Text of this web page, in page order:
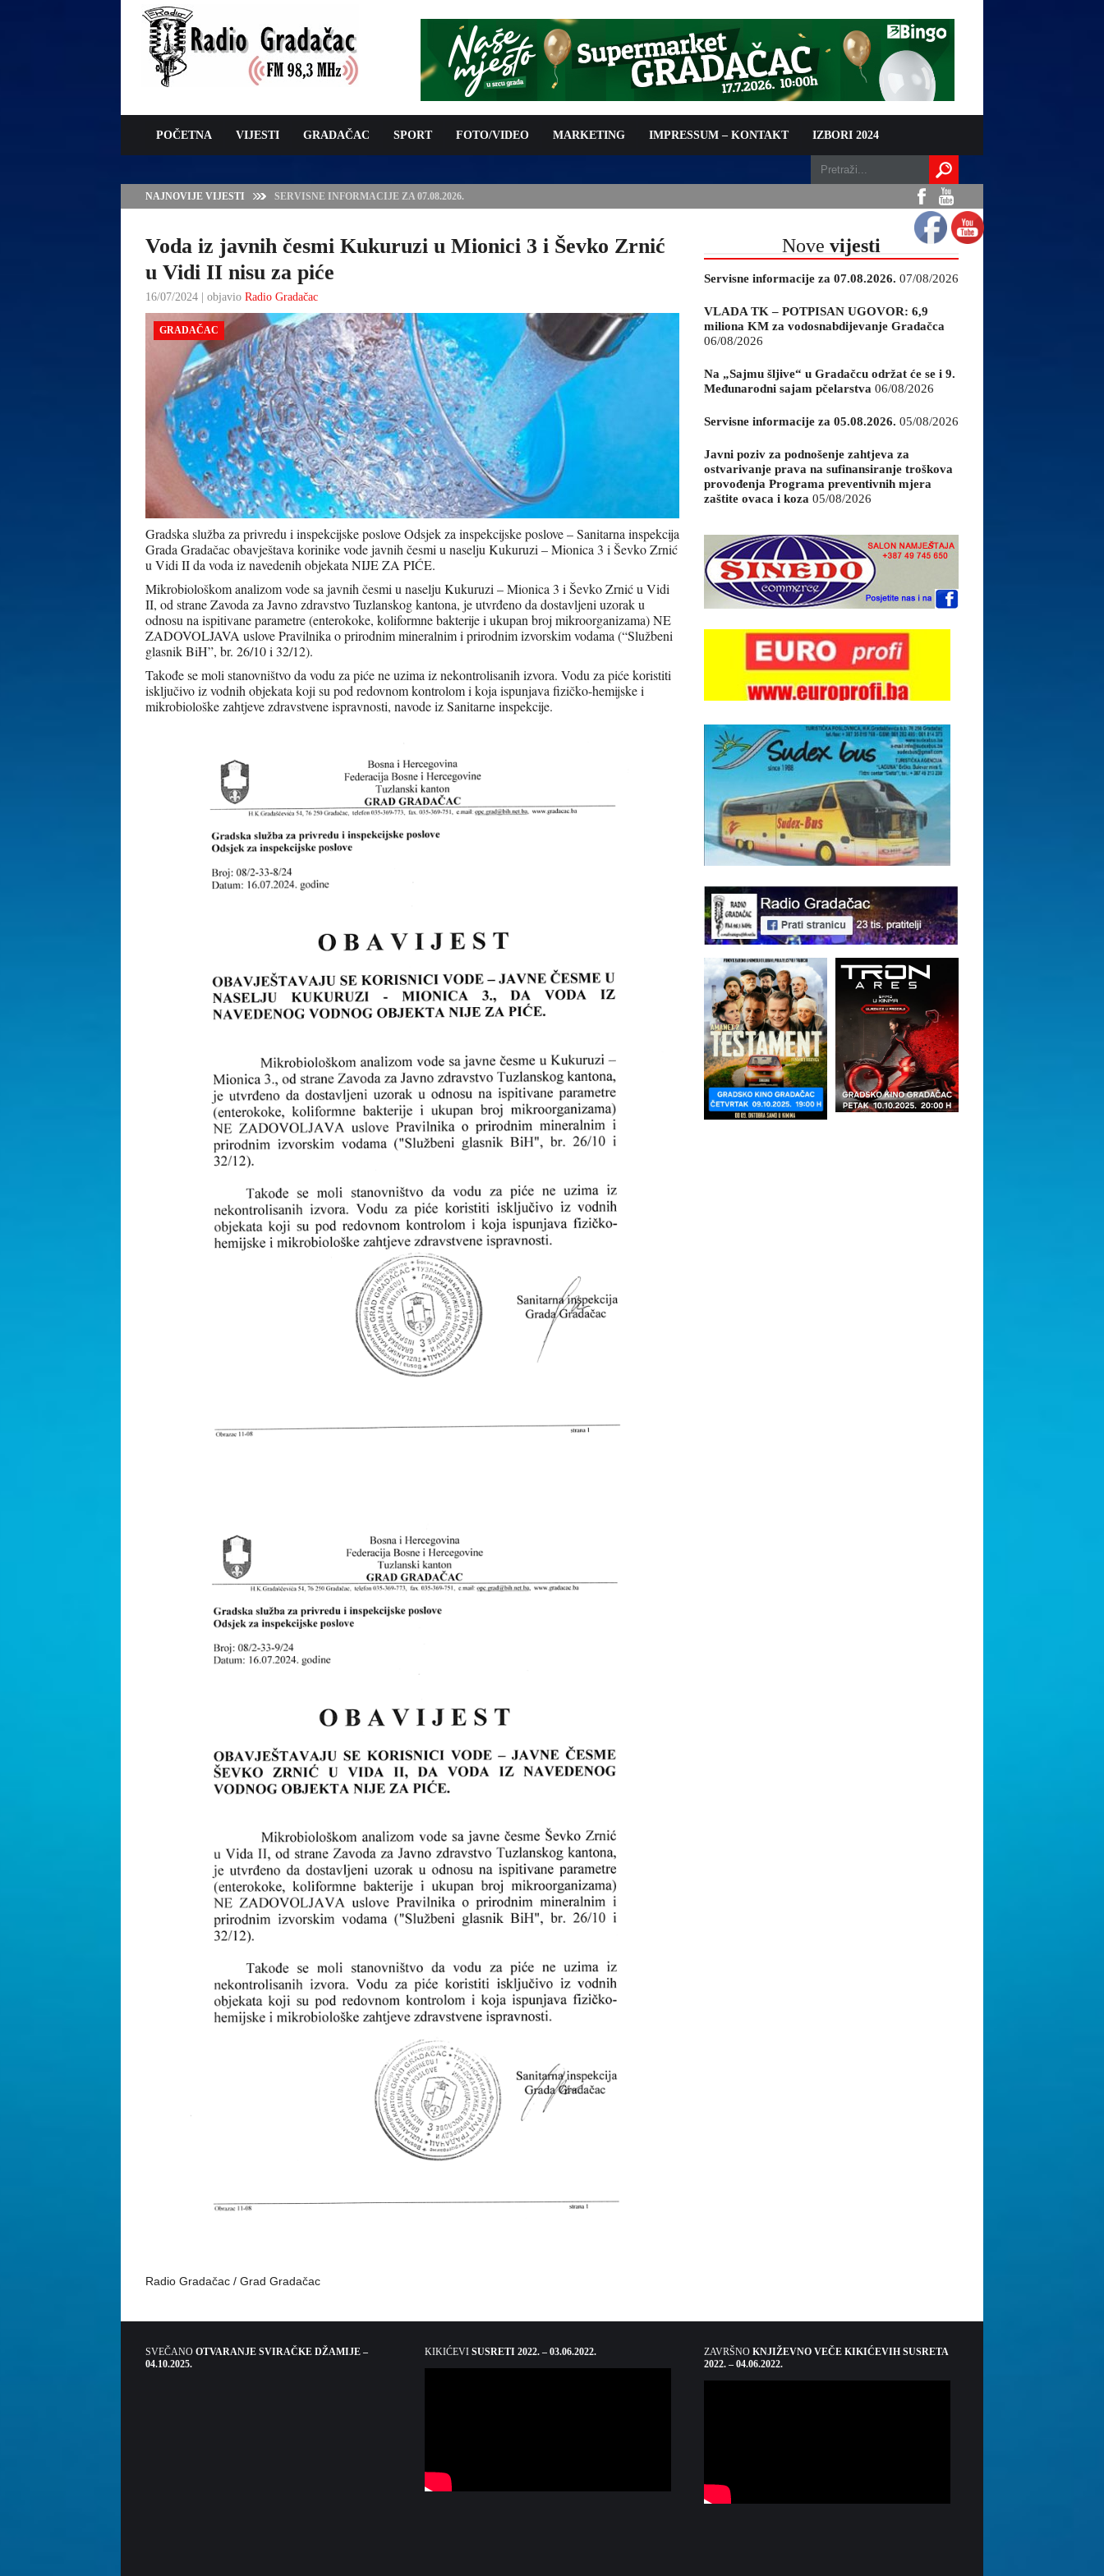
POČETNA VIJESTI GRADAČAC SPORT FOTO/VIDEO MARKETING IMPRESSUM – KONTAKT IZBORI 2024
NAJNOVIJE VIJESTI
VLADA TK – POTPISAN UGOVOR: 6,9 MILIONA KM ZA VODOSNABDIJEVANJE
GRADAČCA
Voda iz javnih česmi Kukuruzi u Mionici 3 i Ševko Zrnić
u Vidi II nisu za piće
16/07/2024 | objavio Radio Gradačac
GRADAČAC
Gradska služba za privredu i inspekcijske poslove Odsjek za inspekcijske poslove – Sanitarna inspekcija
Grada Gradačac obavještava korinike vode javnih česmi u naselju Kukuruzi – Mionica 3 i Ševko Zrnić
u Vidi II da voda iz navedenih objekata NIJE ZA PIĆE.
Mikrobiološkom analizom vode sa javnih česmi u naselju Kukuruzi – Mionica 3 i Ševko Zrnić u Vidi
II, od strane Zavoda za Javno zdravstvo Tuzlanskog kantona, je utvrđeno da dostavljeni uzorak u
odnosu na ispitivane parametre (enterokoke, koliformne bakterije i ukupan broj mikroorganizama) NE
ZADOVOLJAVA uslove Pravilnika o prirodnim mineralnim i prirodnim izvorskim vodama (“Službeni
glasnik BiH”, br. 26/10 i 32/12).
Takođe se moli stanovništvo da vodu za piće ne uzima iz nekontrolisanih izvora. Vodu za piće koristiti
isključivo iz vodnih objekata koji su pod redovnom kontrolom i koja ispunjava fizičko-hemijske i
mikrobiološke zahtjeve zdravstvene ispravnosti, navode iz Sanitarne inspekcije.
Radio Gradačac / Grad Gradačac
Nove vijesti
Servisne informacije za 07.08.2026. 07/08/2026
VLADA TK – POTPISAN UGOVOR: 6,9
miliona KM za vodosnabdijevanje Gradačca
06/08/2026
Na „Sajmu šljive“ u Gradačcu održat će se i 9.
Međunarodni sajam pčelarstva 06/08/2026
Servisne informacije za 05.08.2026. 05/08/2026
Javni poziv za podnošenje zahtjeva za
ostvarivanje prava na sufinansiranje troškova
provođenja Programa preventivnih mjera
zaštite ovaca i koza 05/08/2026
SVEČANO OTVARANJE SVIRAČKE DŽAMIJE –
04.10.2025.
KIKIĆEVI SUSRETI 2022. – 03.06.2022. ZAVRŠNO KNJIŽEVNO VEČE KIKIĆEVIH SUSRETA
2022. – 04.06.2022.